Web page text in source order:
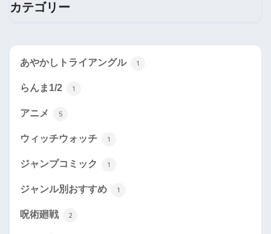
カテゴリー
あやかしトライアングル 1
らんま1/2 1
アニメ 5
ウィッチウォッチ 1
ジャンプコミック 1
ジャンル別おすすめ 1
呪術廻戦 2